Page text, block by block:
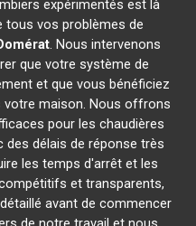
expérimentés est là
tous vos problèmes de
. Nous intervenons
que votre système de
et que vous bénéficiez
votre maison. Nous offrons
pour les chaudières
des délais de réponse très
les temps d'arrêt et les
et transparents,
avant de commencer